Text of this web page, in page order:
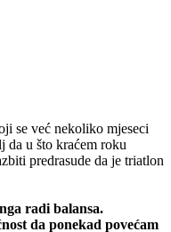
se već nekoliko mjeseci
da u što kraćem roku
predrasude da je triatlon
radi balansa.
da ponekad povećam